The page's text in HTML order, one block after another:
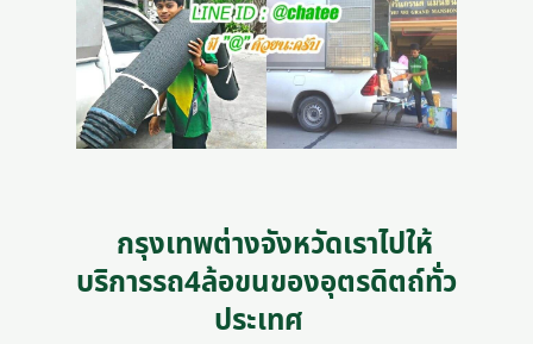
กรุงเทพต่างจังหวัดเราไปให้
บริการรถ4ล้อขนของอุตรดิตถ์ทั่ว
ประเทศ